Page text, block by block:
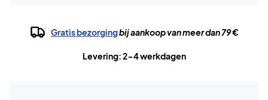
Gratis bezorgingbij aankoop van meer dan 79 €
Levering: 2-4 werkdagen